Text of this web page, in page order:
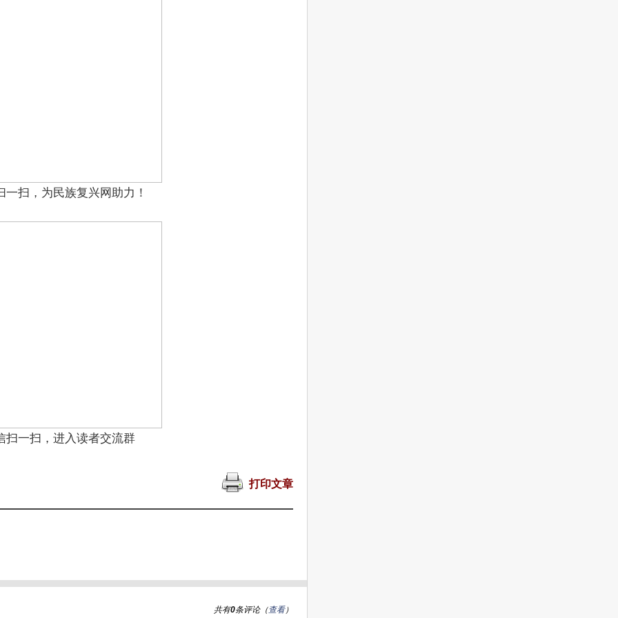
一扫，为民族复兴网助力！
扫一扫，进入读者交流群
打印文章
共有0条评论（查看）